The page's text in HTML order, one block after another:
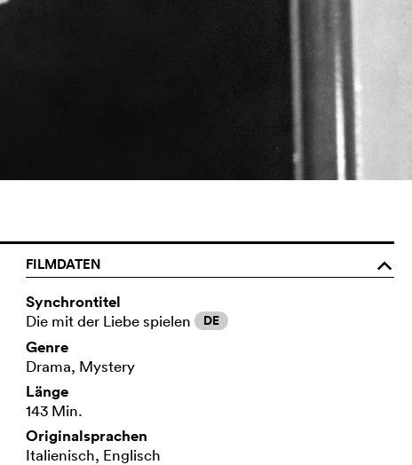
FILMDATEN
o
Synchrontitel
Die mit der Liebe spielen DE
Genre
Drama, Mystery
Länge
143 Min.
Originalsprachen
Italienisch, Englisch